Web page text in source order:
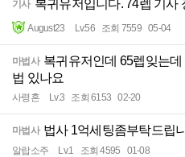
기사 복귀유저입니다. 74렙 기사
August23 Lv.56 조회 7559 05-04
마법사 복귀유저인데 65렙잊는
법 있나요
사령혼 Lv.3 조회 6153 02-20
마법사 법사 1억세팅좀부탁드립
알랍소주 Lv.1 조회 4595 01-08